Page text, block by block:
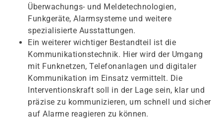
Überwachungs- und Meldetechnologien,
Funkgeräte, Alarmsysteme und weitere
spezialisierte Ausstattungen.
Ein weiterer wichtiger Bestandteil ist die
Kommunikationstechnik. Hier wird der Umgang
mit Funknetzen, Telefonanlagen und digitaler
Kommunikation im Einsatz vermittelt. Die
Interventionskraft soll in der Lage sein, klar und
präzise zu kommunizieren, um schnell und sicher
auf Alarme reagieren zu können.